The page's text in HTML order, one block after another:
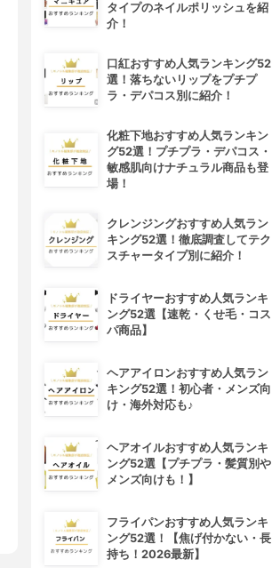
タイプのネイルポリッシュを紹
介！
口紅おすすめ人気ランキング52
選！落ちないリップをプチプ
ラ・デパコス別に紹介！
化粧下地おすすめ人気ランキン
グ52選！プチプラ・デパコス・
敏感肌向けナチュラル商品も登
場！
クレンジングおすすめ人気ラン
キング52選！徹底調査してテク
スチャータイプ別に紹介！
ドライヤーおすすめ人気ランキ
ング52選【速乾・くせ毛・コス
パ商品】
ヘアアイロンおすすめ人気ラン
キング52選！初心者・メンズ向
け・海外対応も♪
ヘアオイルおすすめ人気ランキ
ング52選【プチプラ・髪質別や
メンズ向けも！】
フライパンおすすめ人気ランキ
ング52選！【焦げ付かない・長
持ち！2026最新】